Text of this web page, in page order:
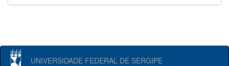
UNIVERSIDADE FEDERAL DE SERGIPE